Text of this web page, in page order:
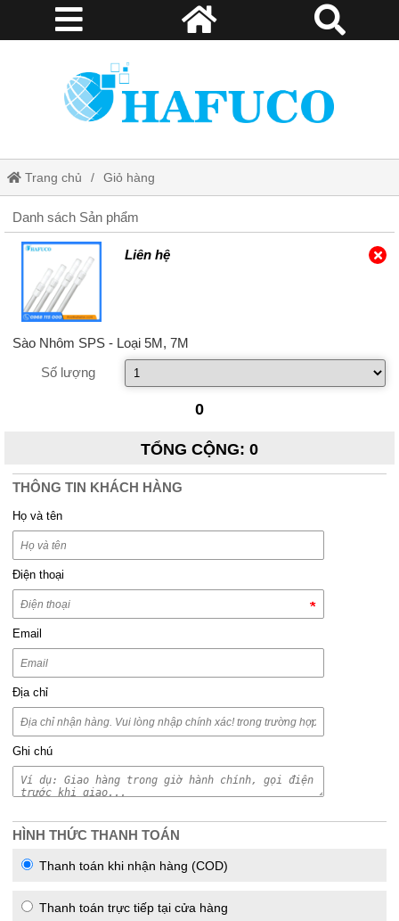
Trang chủ Giỏ hàng
Danh sách Sản phẩm
Liên hệ
Sào Nhôm SPS - Loại 5M, 7M
Số lượng
0
TỔNG CỘNG: 0
THÔNG TIN KHÁCH HÀNG
Họ và tên
Điện thoại
Email
Địa chỉ
Ghi chú
HÌNH THỨC THANH TOÁN
Thanh toán khi nhận hàng (COD)
Thanh toán trực tiếp tại cửa hàng